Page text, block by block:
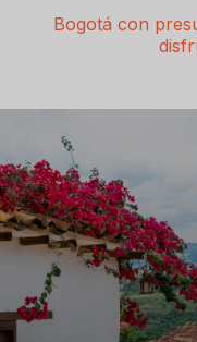
t
n
a
v
e
a
Bogotá con